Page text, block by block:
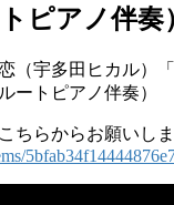
ピアノ伴奏
（宇多田ヒカル）
ートピアノ伴奏）
ちらからお願いしま